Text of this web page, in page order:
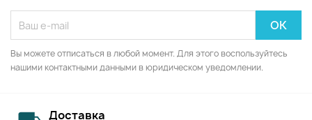
Вы можете отписаться в любой момент. Для этого воспользуйтесь
нашими контактными данными в юридическом уведомлении.
Доставка